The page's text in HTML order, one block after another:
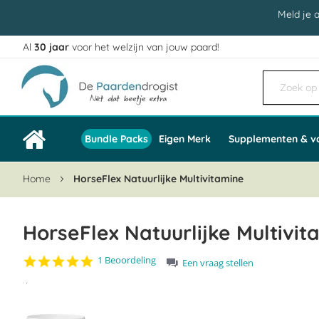
Meld je
Ga
naar
de
inhoud
Al 30 jaar voor het welzijn van jouw paard!
Bundle Packs Eigen Merk Supplementen &
Home HorseFlex Natuurlijke Multivitamine
HorseFlex Natuurlijke
5.0
1 Beoordeling
Een vraag stellen